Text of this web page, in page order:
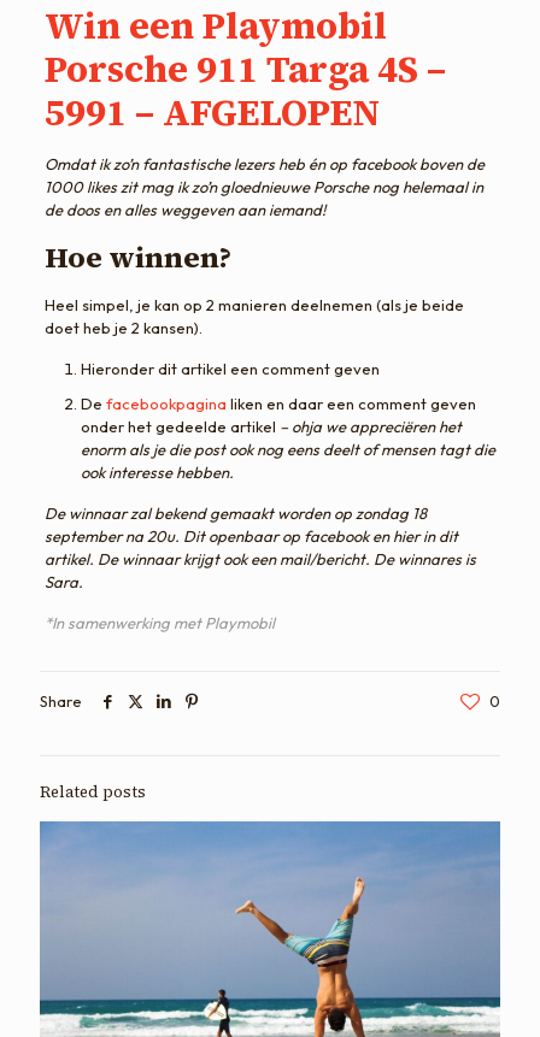
Win een Playmobil
Porsche 911 Targa 4S –
5991 – AFGELOPEN
Omdat ik zo’n fantastische lezers heb én op facebook boven de
1000 likes zit mag ik zo’n gloednieuwe Porsche nog helemaal in
de doos en alles weggeven aan iemand!
Hoe winnen?
Heel simpel, je kan op 2 manieren deelnemen (als je beide
doet heb je 2 kansen).
Hieronder dit artikel een comment geven
De facebookpagina liken en daar een comment geven
onder het gedeelde artikel – ohja we appreciëren het
enorm als je die post ook nog eens deelt of mensen tagt die
ook interesse hebben.
De winnaar zal bekend gemaakt worden op zondag 18
september na 20u. Dit openbaar op facebook en hier in dit
artikel. De winnaar krijgt ook een mail/bericht. De winnares is
Sara.
*In samenwerking met Playmobil
Share 0
Related posts